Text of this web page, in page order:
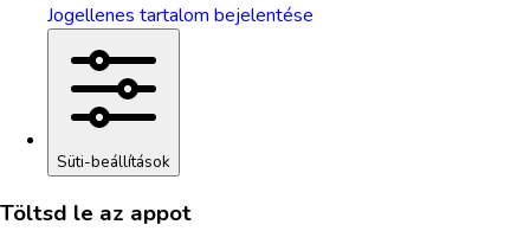
Jogellenes tartalom bejelentése
Süti-beállítások
Töltsd le az appot